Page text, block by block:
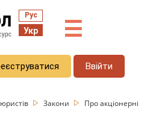
Рус
Укр ☰
Ввійти
Закони
Про акціонерні